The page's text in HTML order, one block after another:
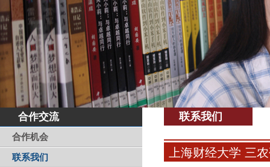
合作交流
合作机会
联系我们
联系我们
上海财经大学 三